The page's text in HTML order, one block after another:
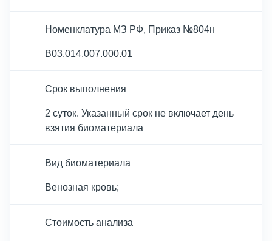
Номенклатура МЗ РФ, Приказ №804н
B03.014.007.000.01
Срок выполнения
2 суток. Указанный срок не включает день
взятия биоматериала
Вид биоматериала
Венозная кровь;
Cтоимость анализа